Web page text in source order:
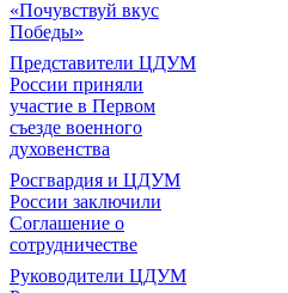
«Почувствуй вкус
Победы»
Представители ЦДУМ
России приняли
участие в Первом
съезде военного
духовенства
Росгвардия и ЦДУМ
России заключили
Соглашение о
сотрудничестве
Руководители ЦДУМ